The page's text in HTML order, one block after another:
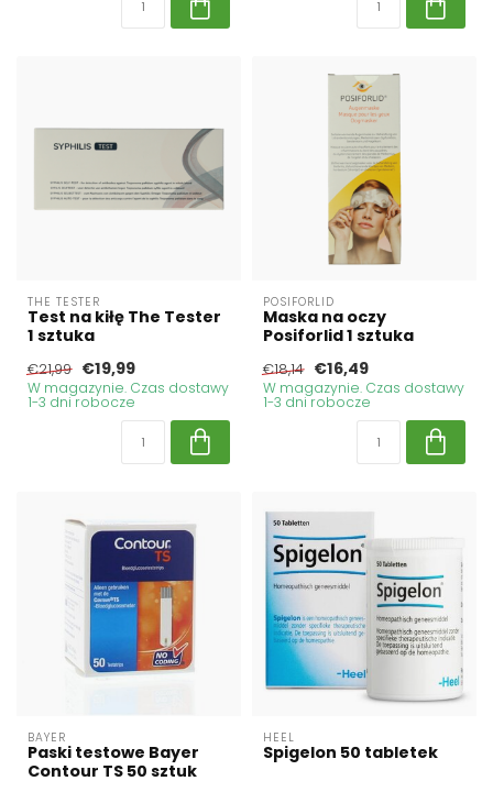
THE TESTER
Test na kiłę The Tester
1 sztuka
€21,99 €19,99
W magazynie. Czas dostawy
1-3 dni robocze
POSIFORLID
Maska na oczy
Posiforlid 1 sztuka
€18,14 €16,49
W magazynie. Czas dostawy
1-3 dni robocze
BAYER
Paski testowe Bayer
Contour TS 50 sztuk
HEEL
Spigelon 50 tabletek